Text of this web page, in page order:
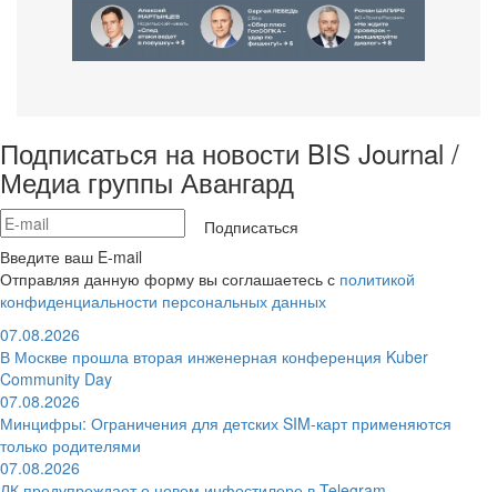
Подписаться на новости BIS Journal /
Медиа группы Авангард
Подписаться
Введите ваш E-mail
Отправляя данную форму вы соглашаетесь с политикой
конфиденциальности персональных данных
07.08.2026
В Москве прошла вторая инженерная конференция Kuber
Community Day
07.08.2026
Минцифры: Ограничения для детских SIM-карт применяются
только родителями
07.08.2026